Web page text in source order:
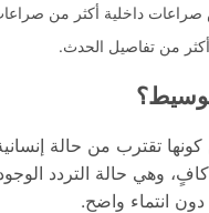
داخلية أكثر من
من تفاصيل الحدث.
كونها تقترب من حالة
وهي حالة التردد
دون انتماء واضح.